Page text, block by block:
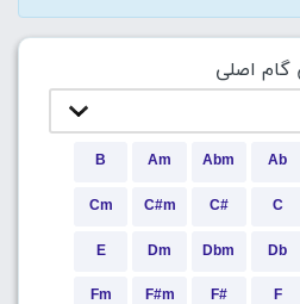
گام اصلی
Ab
Abm
Am
B
C
C#
C#m
Cm
Db
Dbm
Dm
E
F
F#
F#m
Fm